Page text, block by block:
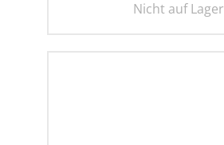
Nicht auf Lager